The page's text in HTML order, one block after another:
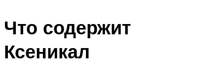
Что содержит
Ксеникал